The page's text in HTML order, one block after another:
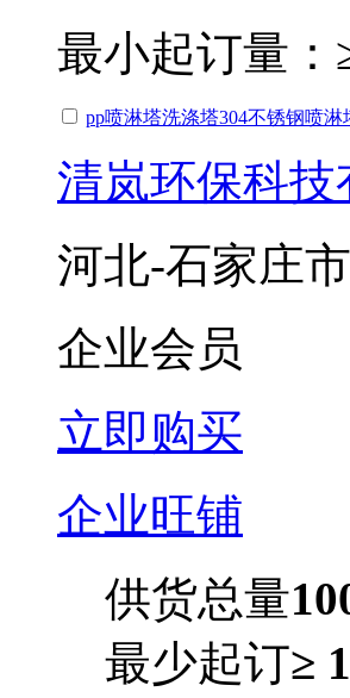
最小起订量：
pp喷淋塔洗涤塔304不锈钢喷
清岚环保科技
河北-石家庄市
企业会员
立即购买
企业旺铺
供货总量
最少起订≥